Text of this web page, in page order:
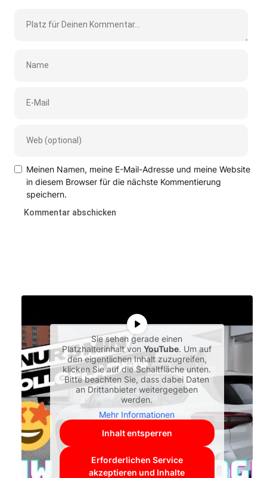
Meinen Namen, meine E-Mail-Adresse und meine Website
in diesem Browser für die nächste Kommentierung
speichern.
Sie sehen gerade einen
Platzhalterinhalt vonYouTube. Um auf
den eigentlichen Inhalt zuzugreifen,
klicken Sie auf die Schaltfläche unten.
Bitte beachten Sie, dass dabei Daten
an Drittanbieter weitergegeben
werden.
Mehr Informationen
Inhalt entsperren
Erforderlichen Service
akzeptieren und Inhalte